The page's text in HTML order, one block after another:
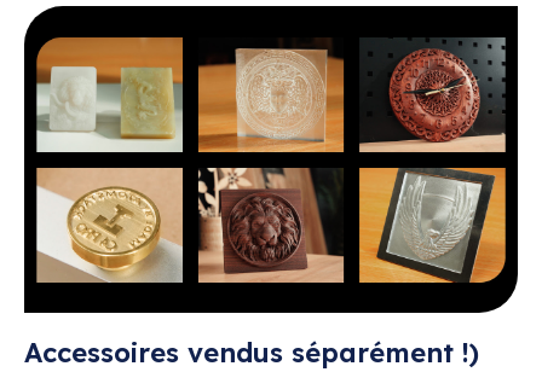
Accessoires vendus séparément !)